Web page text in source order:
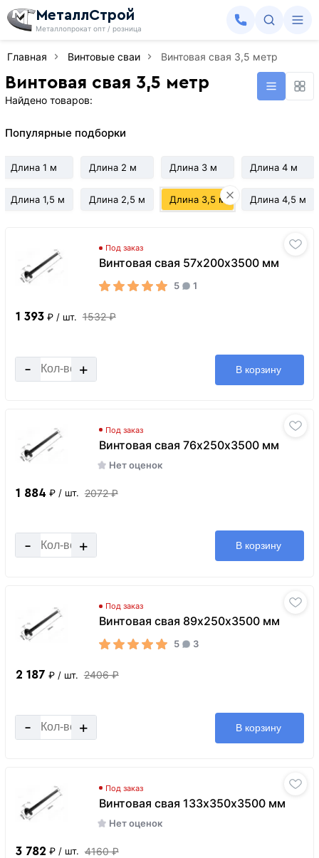
МеталлСтрой
Металлопрокат опт / розница
Главная Винтовые сваи Винтовая свая 3,5 метр
Винтовая свая 3,5 метр
Найдено товаров:
Популярные подборки
Длина 1 м
Длина 1,5 м
Длина 2 м
Длина 2,5 м
Длина 3 м
Длина 3,5 м
Длина 4 м
Длина 4,5 м
Под заказ
Винтовая свая 57х200х3500 мм
5 1
1 393 ₽ / шт. 1532 ₽
- + В корзину
Под заказ
Винтовая свая 76х250х3500 мм
Нет оценок
1 884 ₽ / шт. 2072 ₽
- + В корзину
Под заказ
Винтовая свая 89х250х3500 мм
5 3
2 187 ₽ / шт. 2406 ₽
- + В корзину
Под заказ
Винтовая свая 133х350х3500 мм
Нет оценок
3 782 ₽ / шт. 4160 ₽